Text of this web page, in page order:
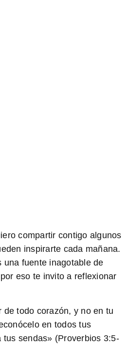
compartir contigo algunos
inspirarte cada mañana.
una fuente inagotable de
eso te invito a reflexionar
todo corazón, y no en tu
en todos tus
sendas» (Proverbios 3:5-